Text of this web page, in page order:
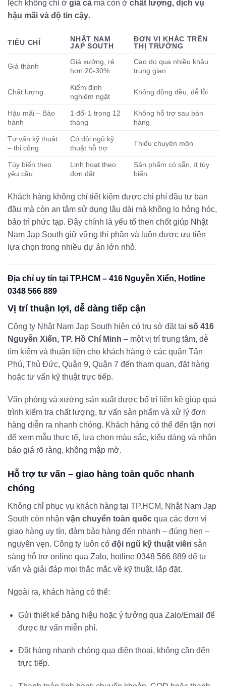
lệch không chỉ ở giá cả mà còn ở chất lượng, dịch vụ
hậu mãi và độ tin cậy.
TIÊU CHÍ
NHẬT NAM
JAP SOUTH
ĐƠN VỊ KHÁC TRÊN
THỊ TRƯỜNG
Giá thành
Giá xưởng, rẻ
hơn 20-30%
Cao do qua nhiều khâu
trung gian
Chất lượng
Kiểm định
nghiêm ngặt
Không đồng đều, dễ lỗi
Hậu mãi – Bảo
hành
1 đổi 1 trong 12
tháng
Không hỗ trợ sau bán
hàng
Tư vấn kỹ thuật
– thi công
Có đội ngũ kỹ
thuật hỗ trợ
Thiếu chuyên môn
Tùy biến theo
yêu cầu
Linh hoạt theo
đơn đặt
Sản phẩm có sẵn, ít tùy
biến
Khách hàng không chỉ tiết kiệm được chi phí đầu tư ban
đầu mà còn an tâm sử dụng lâu dài mà không lo hỏng hóc,
bảo trì phức tạp. Đây chính là yếu tố then chốt giúp Nhật
Nam Jap South giữ vững thị phần và luôn được ưu tiên
lựa chọn trong nhiều dự án lớn nhỏ.
Địa chỉ uy tín tại TP.HCM – 416 Nguyễn Xiển, Hotline
0348 566 889
Vị trí thuận lợi, dễ dàng tiếp cận
Công ty Nhật Nam Jap South hiện có trụ sở đặt tại số 416
Nguyễn Xiển, TP. Hồ Chí Minh – một vị trí trung tâm, dễ
tìm kiếm và thuận tiện cho khách hàng ở các quận Tân
Phú, Thủ Đức, Quận 9, Quận 7 đến tham quan, đặt hàng
hoặc tư vấn kỹ thuật trực tiếp.
Văn phòng và xưởng sản xuất được bố trí liền kề giúp quá
trình kiểm tra chất lượng, tư vấn sản phẩm và xử lý đơn
hàng diễn ra nhanh chóng. Khách hàng có thể đến tận nơi
để xem mẫu thực tế, lựa chọn màu sắc, kiểu dáng và nhận
báo giá rõ ràng, không mập mờ.
Hỗ trợ tư vấn – giao hàng toàn quốc nhanh
chóng
Không chỉ phục vụ khách hàng tại TP.HCM, Nhật Nam Jap
South còn nhận vận chuyển toàn quốc qua các đơn vị
giao hàng uy tín, đảm bảo hàng đến nhanh – đúng hẹn –
nguyên vẹn. Công ty luôn có đội ngũ kỹ thuật viên sẵn
sàng hỗ trợ online qua Zalo, hotline 0348 566 889 để tư
vấn và giải đáp mọi thắc mắc về kỹ thuật, lắp đặt.
Ngoài ra, khách hàng có thể:
Gửi thiết kế bảng hiệu hoặc ý tưởng qua Zalo/Email để
được tư vấn miễn phí.
Đặt hàng nhanh chóng qua điện thoại, không cần đến
trực tiếp.